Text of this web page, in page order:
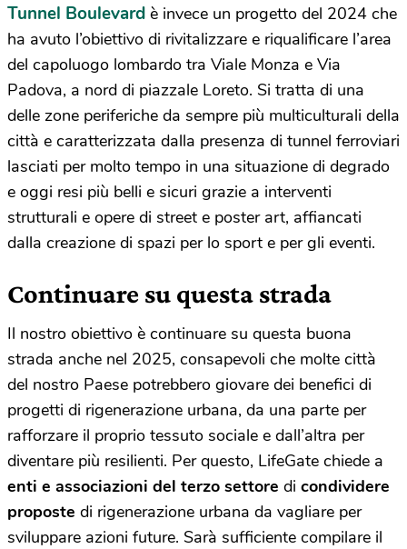
Tunnel Boulevard è invece un progetto del 2024 che
ha avuto l’obiettivo di rivitalizzare e riqualificare l’area
del capoluogo lombardo tra Viale Monza e Via
Padova, a nord di piazzale Loreto. Si tratta di una
delle zone periferiche da sempre più multiculturali della
città e caratterizzata dalla presenza di tunnel ferroviari
lasciati per molto tempo in una situazione di degrado
e oggi resi più belli e sicuri grazie a interventi
strutturali e opere di street e poster art, affiancati
dalla creazione di spazi per lo sport e per gli eventi.
Continuare su questa strada
Il nostro obiettivo è continuare su questa buona
strada anche nel 2025, consapevoli che molte città
del nostro Paese potrebbero giovare dei benefici di
progetti di rigenerazione urbana, da una parte per
rafforzare il proprio tessuto sociale e dall’altra per
diventare più resilienti. Per questo, LifeGate chiede a
enti e associazioni del terzo settore di condividere
proposte di rigenerazione urbana da vagliare per
sviluppare azioni future. Sarà sufficiente compilare il